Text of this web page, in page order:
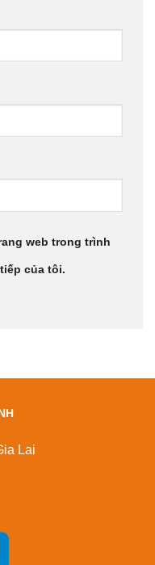
web trong trình
của tôi.
Lai